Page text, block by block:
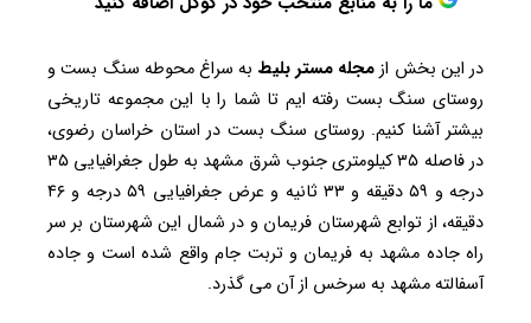
در این بخش ازمجله مستر بلیط به سراغ محوطه سنگ بست و
روستای سنگ بست رفته ایم تا شما را با این مجموعه تاریخی
بیشتر آشنا کنیم. روستای سنگ بست در استان خراسان رضوی،
در فاصله ۳۵ کیلومتری جنوب شرق مشهد به طول جغرافیایی ۳۵
درجه و ۵۹ دقیقه و ۳۳ ثانیه و عرض جغرافیایی ۵۹ درجه و ۴۶
دقیقه، از توابع شهرستان فریمان و در شمال این شهرستان بر سر
راه جاده مشهد به فریمان و تربت جام واقع شده است و جاده
آسفالته مشهد به سرخس از آن می گذرد.